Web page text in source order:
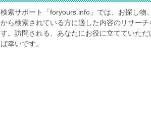
検索サポート「foryours.info」では、お探し物
から検索されている方に適した内容のリサー
す。訪問される、あなたにお役に立てていた
ば幸いです。